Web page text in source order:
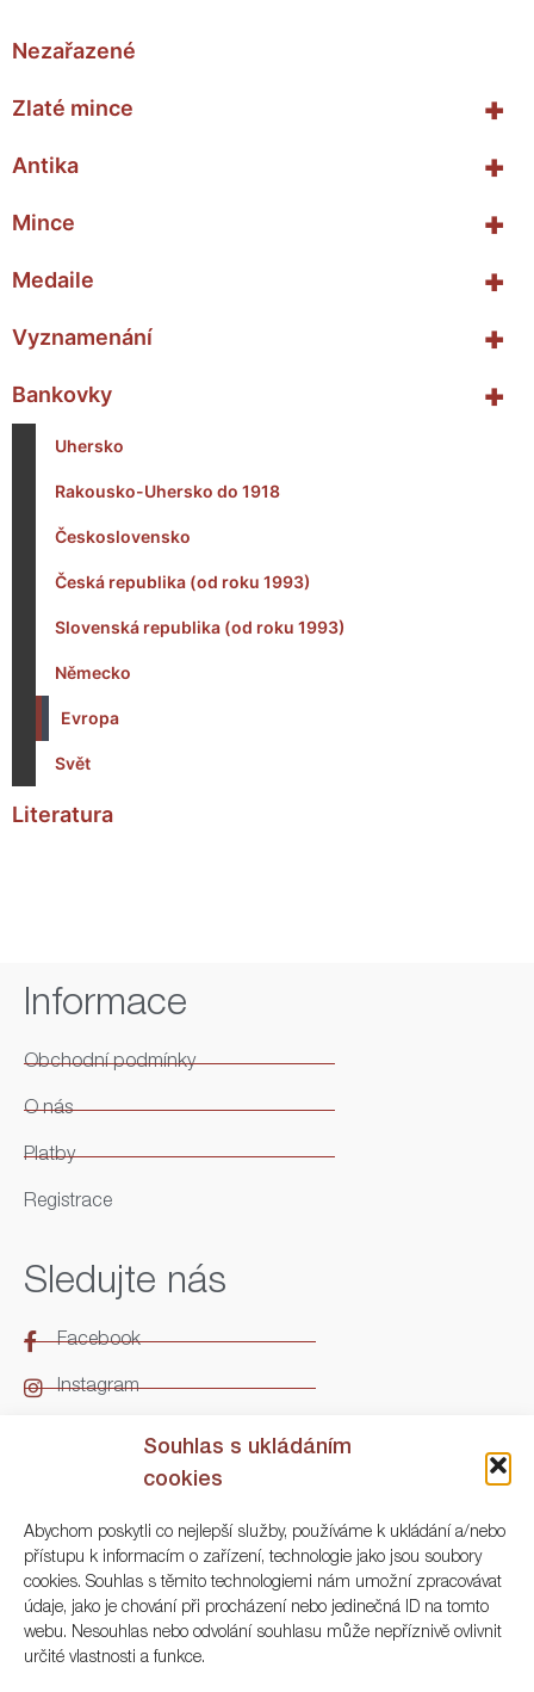
Souhlas s ukládáním
cookies
Abychom poskytli co nejlepší služby, používáme k ukládání a/nebo
přístupu k informacím o zařízení, technologie jako jsou soubory
cookies. Souhlas s těmito technologiemi nám umožní zpracovávat
údaje, jako je chování při procházení nebo jedinečná ID na tomto
webu. Nesouhlas nebo odvolání souhlasu může nepříznivě ovlivnit
určité vlastnosti a funkce.
Nezařazené
+
Zlaté mince
+
Antika
+
Mince
+
Medaile
+
Vyznamenání
+
Bankovky
Uhersko
Rakousko-Uhersko do 1918
Československo
Česká republika (od roku 1993)
Slovenská republika (od roku 1993)
Německo
Evropa
Svět
Literatura
Informace
Obchodní podmínky
O nás
Platby
Registrace
Sledujte nás
Facebook
Instagram
Kontakt
ARGO Numismatika
Korunní 83, Praha 3
+420 222 561 343